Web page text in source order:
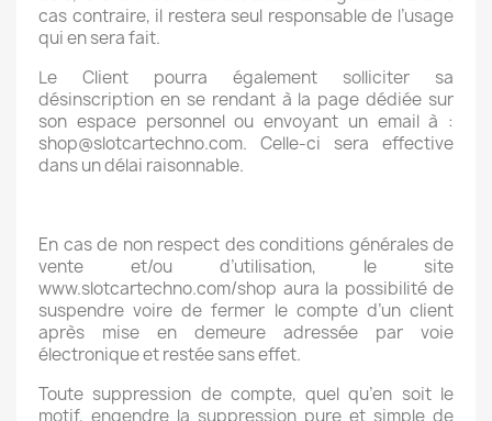
cas contraire, il restera seul responsable de l’usage
qui en sera fait.
Le Client pourra également solliciter sa
désinscription en se rendant à la page dédiée sur
son espace personnel ou envoyant un email à :
shop@slotcartechno.com. Celle-ci sera effective
dans un délai raisonnable.
En cas de non respect des conditions générales de
vente et/ou d’utilisation, le site
www.slotcartechno.com/shop aura la possibilité de
suspendre voire de fermer le compte d’un client
après mise en demeure adressée par voie
électronique et restée sans effet.
Toute suppression de compte, quel qu’en soit le
motif, engendre la suppression pure et simple de